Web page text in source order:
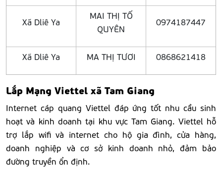
Xã Dliê Ya
MAI THỊ TỐ
QUYÊN
0974187447
Xã Dliê Ya MA THỊ TƯƠI 0868621418
Lắp Mạng Viettel xã Tam Giang
Internet cáp quang Viettel đáp ứng tốt nhu cầu sinh
hoạt và kinh doanh tại khu vực Tam Giang. Viettel hỗ
trợ lắp wifi và internet cho hộ gia đình, cửa hàng,
doanh nghiệp và cơ sở kinh doanh nhỏ, đảm bảo
đường truyền ổn định.